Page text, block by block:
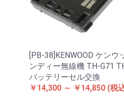
[PB-38]KENWOOD ケンウ
ンディー無線機 TH-G71
バッテリーセル交換
￥14,300 ～ ￥14,850 (税